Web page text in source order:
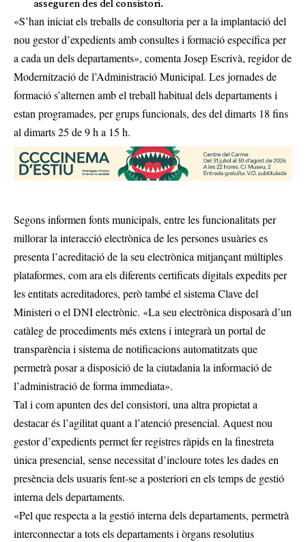
asseguren des del consistori.
«S’han iniciat els treballs de consultoria per a la implantació del
nou gestor d’expedients amb consultes i formació específica per
a cada un dels departaments», comenta Josep Escrivà, regidor de
Modernització de l’Administració Municipal. Les jornades de
formació s’alternen amb el treball habitual dels departaments i
estan programades, per grups funcionals, des del dimarts 18 fins
al dimarts 25 de 9 h a 15 h.
Segons informen fonts municipals, entre les funcionalitats per
millorar la interacció electrònica de les persones usuàries es
presenta l’acreditació de la seu electrònica mitjançant múltiples
plataformes, com ara els diferents certificats digitals expedits per
les entitats acreditadores, però també el sistema Clave del
Ministeri o el DNI electrònic. «La seu electrònica disposarà d’un
catàleg de procediments més extens i integrarà un portal de
transparència i sistema de notificacions automatitzats que
permetrà posar a disposició de la ciutadania la informació de
l’administració de forma immediata».
Tal i com apunten des del consistori, una altra propietat a
destacar és l’agilitat quant a l’atenció presencial. Aquest nou
gestor d’expedients permet fer registres ràpids en la finestreta
única presencial, sense necessitat d’incloure totes les dades en
presència dels usuaris fent-se a posteriori en els temps de gestió
interna dels departaments.
«Pel que respecta a la gestió interna dels departaments, permetrà
interconnectar a tots els departaments i òrgans resolutius